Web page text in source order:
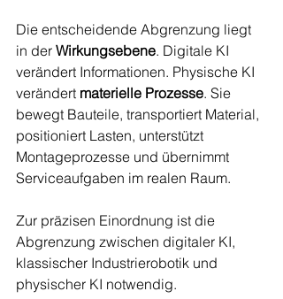
Die entscheidende Abgrenzung liegt
in der Wirkungsebene. Digitale KI
verändert Informationen. Physische KI
verändert materielle Prozesse. Sie
bewegt Bauteile, transportiert Material,
positioniert Lasten, unterstützt
Montageprozesse und übernimmt
Serviceaufgaben im realen Raum.
Zur präzisen Einordnung ist die
Abgrenzung zwischen digitaler KI,
klassischer Industrierobotik und
physischer KI notwendig.